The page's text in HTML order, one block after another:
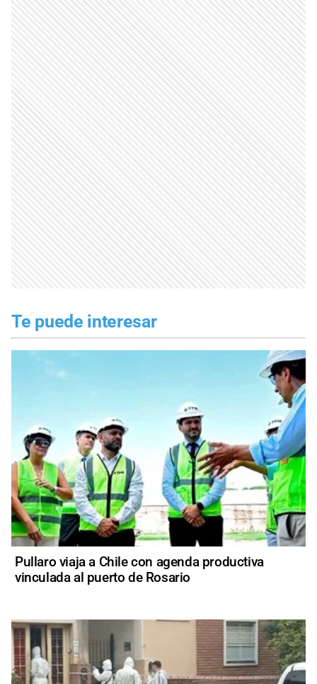
Te puede interesar
Pullaro viaja a Chile con agenda productiva
vinculada al puerto de Rosario